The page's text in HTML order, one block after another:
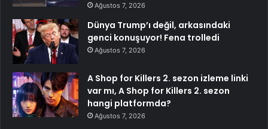
Ağustos 7, 2026
Dünya Trump’ı değil, arkasındaki
genci konuşuyor! Fena trolledi
Ağustos 7, 2026
A Shop for Killers 2. sezon izleme linki
var mı, A Shop for Killers 2. sezon
hangi platformda?
Ağustos 7, 2026